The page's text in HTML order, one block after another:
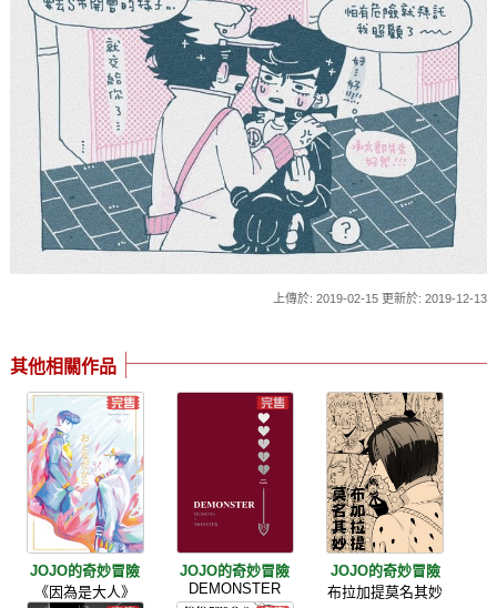
上傳於: 2019-02-15 更新於: 2019-12-13
其他相關作品
JOJO的奇妙冒險
《因為是大人》
JOJO的奇妙冒險
DEMONSTER
JOJO的奇妙冒險
布拉加提莫名其妙